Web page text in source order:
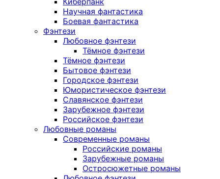
Научная фантастика
Боевая фантастика
Фэнтези
Любовное фэнтези
Тёмное фэнтези
Тёмное фэнтези
Бытовое фэнтези
Городское фэнтези
Юмористическое фэнтези
Славянское фэнтези
Зарубежное фэнтези
Российское фэнтези
Любовные романы
Современные романы
Российские романы
Зарубежные романы
Остросюжетные романы